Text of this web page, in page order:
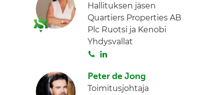
t
a
k
e
d
I
Hallituksen jäsen
Quartiers Properties AB
Plc Ruotsi ja Kenobi
Yhdysvallat
S
i
t
n
k
Peter de Jong
Toimitusjohtaja